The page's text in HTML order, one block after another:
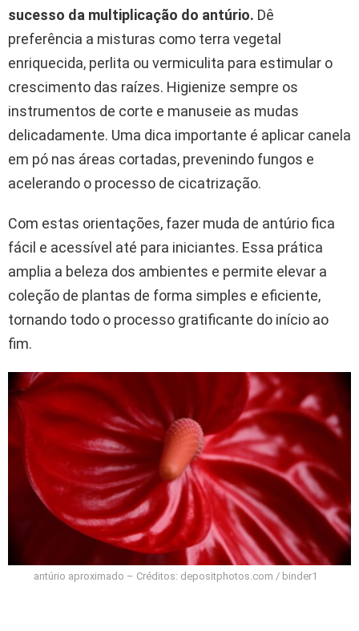
sucesso da multiplicação do antúrio. Dê
preferência a misturas como terra vegetal
enriquecida, perlita ou vermiculita para estimular o
crescimento das raízes. Higienize sempre os
instrumentos de corte e manuseie as mudas
delicadamente. Uma dica importante é aplicar canela
em pó nas áreas cortadas, prevenindo fungos e
acelerando o processo de cicatrização.
Com estas orientações, fazer muda de antúrio fica
fácil e acessível até para iniciantes. Essa prática
amplia a beleza dos ambientes e permite elevar a
coleção de plantas de forma simples e eficiente,
tornando todo o processo gratificante do início ao
fim.
antúrio aproximado – Créditos: depositphotos.com / binder1